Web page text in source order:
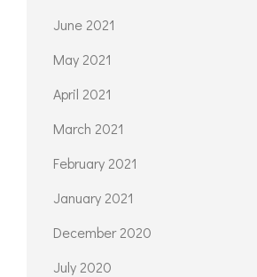
June 2021
May 2021
April 2021
March 2021
February 2021
January 2021
December 2020
July 2020